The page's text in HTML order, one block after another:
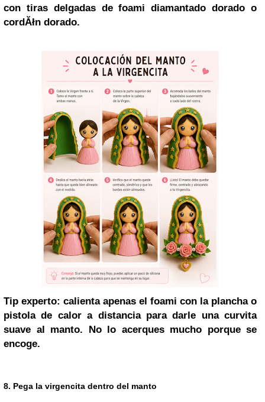
con tiras delgadas de foami diamantado dorado o
cordĂłn dorado.
Tip experto: calienta apenas el foami con la plancha o
pistola de calor a distancia para darle una curvita
suave al manto. No lo acerques mucho porque se
encoge.
8. Pega la virgencita dentro del manto